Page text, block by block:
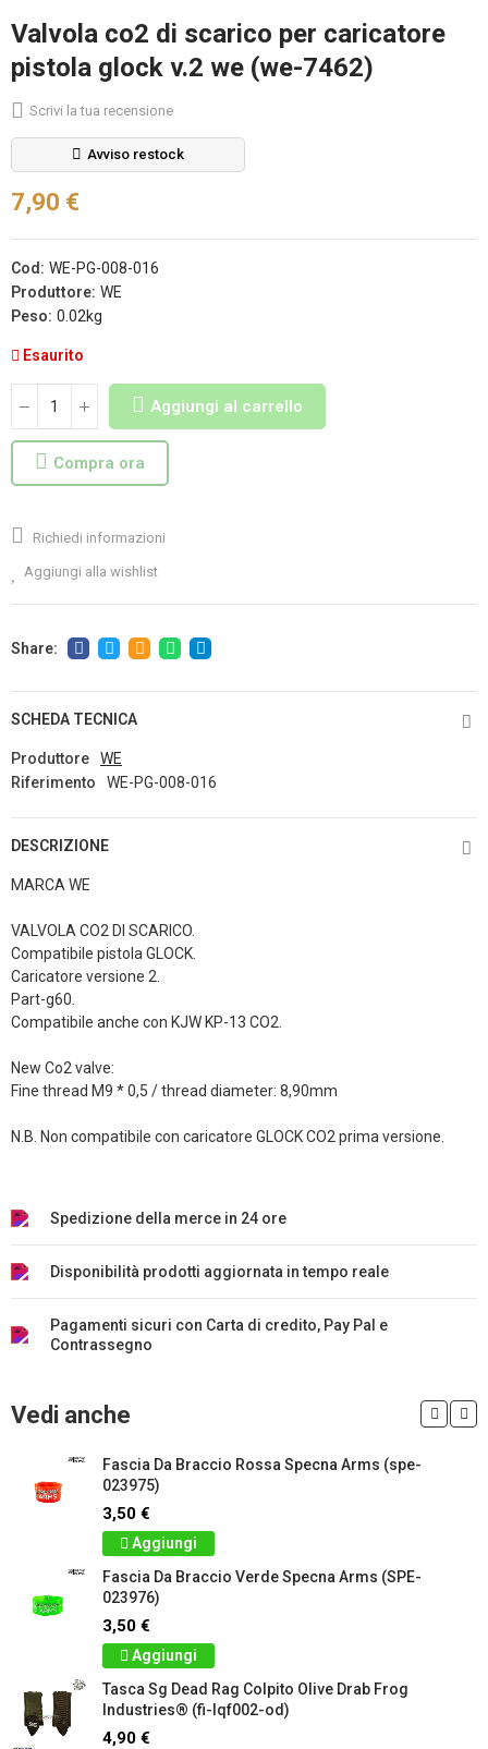
Valvola co2 di scarico per caricatore
pistola glock v.2 we (we-7462)
Scrivi la tua recensione
Avviso restock
7,90 €
Cod: WE-PG-008-016
Produttore: WE
Peso: 0.02kg
Esaurito
Aggiungi al carrello
Compra ora
Richiedi informazioni
Aggiungi alla wishlist
SCHEDA TECNICA
Produttore
WE
Riferimento
WE-PG-008-016
DESCRIZIONE
MARCA WE
VALVOLA CO2 DI SCARICO.
Compatibile pistola GLOCK.
Caricatore versione 2.
Part-g60.
Compatibile anche con KJW KP-13 CO2.
New Co2 valve:
Fine thread M9 * 0,5 / thread diameter: 8,90mm
N.B. Non compatibile con caricatore GLOCK CO2 prima versione.
Spedizione della merce in 24 ore
Disponibilità prodotti aggiornata in tempo reale
Pagamenti sicuri con Carta di credito, Pay Pal e
Contrassegno
Vedi anche
Fascia Da Braccio Rossa Specna Arms (spe-
023975)
3,50 €
Aggiungi
Fascia Da Braccio Verde Specna Arms (SPE-
023976)
3,50 €
Aggiungi
Tasca Sg Dead Rag Colpito Olive Drab Frog
Industries® (fi-lqf002-od)
4,90 €